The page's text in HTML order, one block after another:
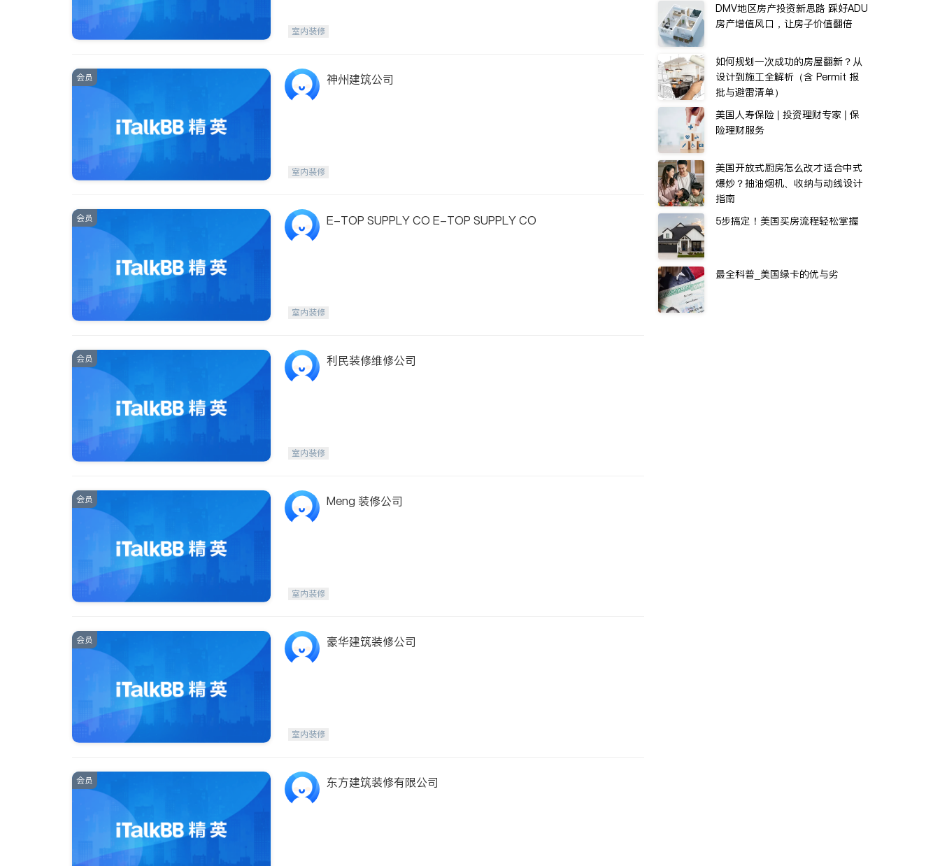
室内装修
会员 神州建筑公司
室内装修
会员 E-TOP SUPPLY CO E-TOP SUPPLY CO
室内装修
会员 利民装修维修公司
室内装修
会员 Meng 装修公司
室内装修
会员 豪华建筑装修公司
室内装修
会员 东方建筑装修有限公司
DMV地区房产投资新思路 踩好ADU
房产增值风口，让房子价值翻倍
如何规划一次成功的房屋翻新？从
设计到施工全解析（含 Permit 报
批与避雷清单）
美国人寿保险 | 投资理财专家 | 保
险理财服务
美国开放式厨房怎么改才适合中式
爆炒？抽油烟机、收纳与动线设计
指南
5步搞定！美国买房流程轻松掌握
最全科普_美国绿卡的优与劣